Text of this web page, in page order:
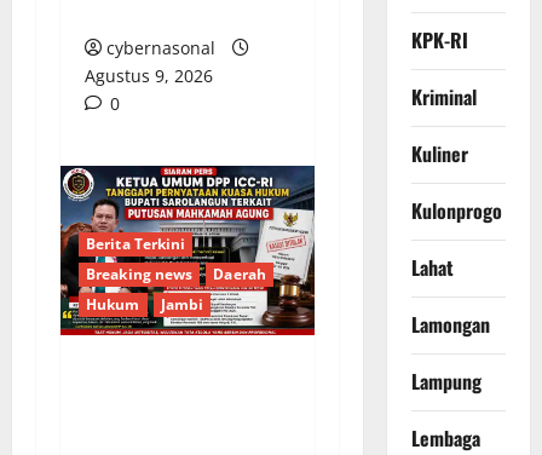
cybernasonal
Agustus 9, 2026
0
Berita Terkini
Breaking news
Daerah
Hukum
Jambi
KPK-RI
Kriminal
Kuliner
Kulonprogo
Lahat
Lamongan
Lampung
Lembaga